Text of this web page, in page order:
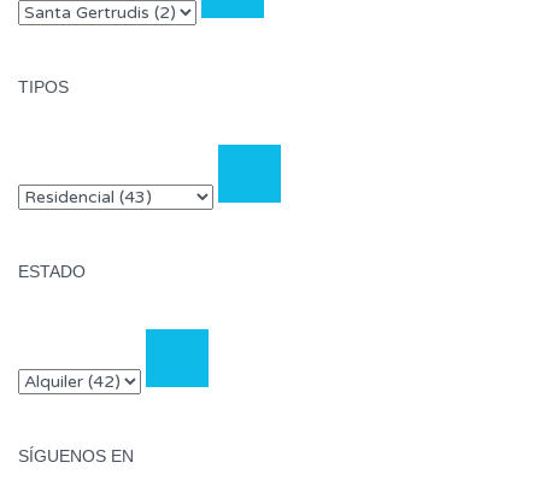
TIPOS
ESTADO
SÍGUENOS EN